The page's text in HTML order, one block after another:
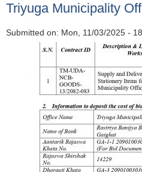
Triyuga Municipality
Submitted on: Mon, 11/03/2025 -